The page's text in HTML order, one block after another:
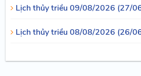
Lịch thủy triều 09/08/2026 (27/
Lịch thủy triều 08/08/2026 (26/